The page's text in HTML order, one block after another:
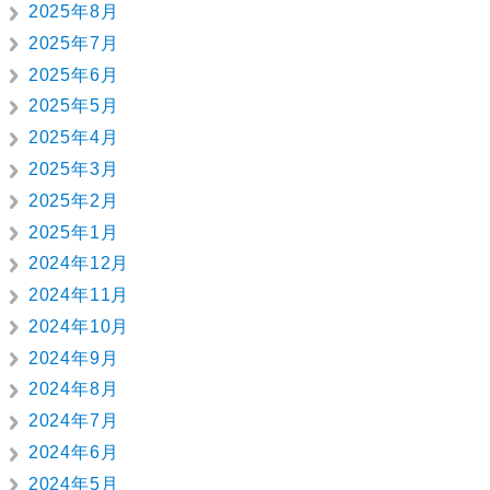
2025年8月
2025年7月
2025年6月
2025年5月
2025年4月
2025年3月
2025年2月
2025年1月
2024年12月
2024年11月
2024年10月
2024年9月
2024年8月
2024年7月
2024年6月
2024年5月